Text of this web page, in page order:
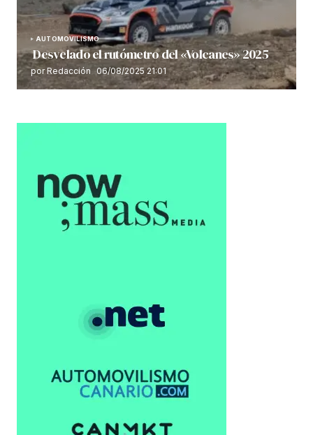
AUTOMOVILISMO
Desvelado el rutómetro del «Volcanes» 2025
por Redacción 06/08/2025 21:01